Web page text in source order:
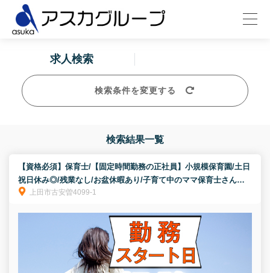
求人検索
検索条件を変更する
検索結果一覧
【資格必須】保育士/【固定時間勤務の正社員】小規模保育園/土日
祝日休み◎/残業なし/お盆休暇あり/子育て中のママ保育士さんに
もオススメ園です★
上田市古安曽4099-1